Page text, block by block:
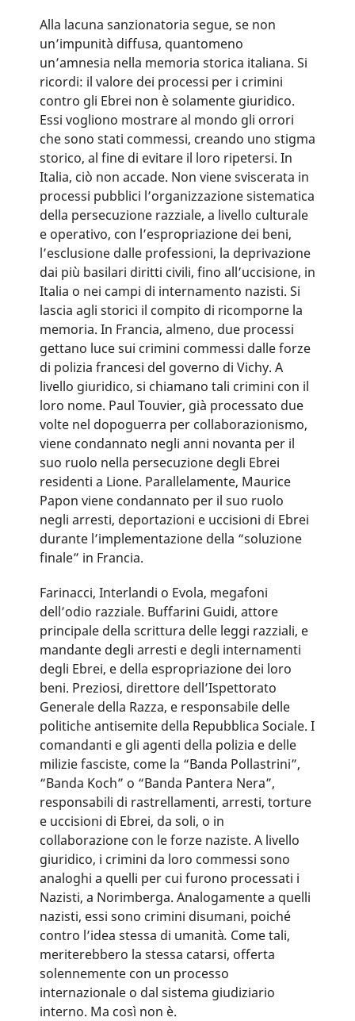
Alla lacuna sanzionatoria segue, se non
un’impunità diffusa, quantomeno
un’amnesia nella memoria storica italiana. Si
ricordi: il valore dei processi per i crimini
contro gli Ebrei non è solamente giuridico.
Essi vogliono mostrare al mondo gli orrori
che sono stati commessi, creando uno stigma
storico, al fine di evitare il loro ripetersi. In
Italia, ciò non accade. Non viene sviscerata in
processi pubblici l’organizzazione sistematica
della persecuzione razziale, a livello culturale
e operativo, con l’espropriazione dei beni,
l’esclusione dalle professioni, la deprivazione
dai più basilari diritti civili, fino all’uccisione, in
Italia o nei campi di internamento nazisti. Si
lascia agli storici il compito di ricomporne la
memoria. In Francia, almeno, due processi
gettano luce sui crimini commessi dalle forze
di polizia francesi del governo di Vichy. A
livello giuridico, si chiamano tali crimini con il
loro nome. Paul Touvier, già processato due
volte nel dopoguerra per collaborazionismo,
viene condannato negli anni novanta per il
suo ruolo nella persecuzione degli Ebrei
residenti a Lione. Parallelamente, Maurice
Papon viene condannato per il suo ruolo
negli arresti, deportazioni e uccisioni di Ebrei
durante l’implementazione della “soluzione
finale” in Francia.
Farinacci, Interlandi o Evola, megafoni
dell’odio razziale. Buffarini Guidi, attore
principale della scrittura delle leggi razziali, e
mandante degli arresti e degli internamenti
degli Ebrei, e della espropriazione dei loro
beni. Preziosi, direttore dell’Ispettorato
Generale della Razza, e responsabile delle
politiche antisemite della Repubblica Sociale. I
comandanti e gli agenti della polizia e delle
milizie fasciste, come la “Banda Pollastrini”,
“Banda Koch” o “Banda Pantera Nera”,
responsabili di rastrellamenti, arresti, torture
e uccisioni di Ebrei, da soli, o in
collaborazione con le forze naziste. A livello
giuridico, i crimini da loro commessi sono
analoghi a quelli per cui furono processati i
Nazisti, a Norimberga. Analogamente a quelli
nazisti, essi sono crimini disumani, poiché
contro l’idea stessa di umanità. Come tali,
meriterebbero la stessa catarsi, offerta
solennemente con un processo
internazionale o dal sistema giudiziario
interno. Ma così non è.